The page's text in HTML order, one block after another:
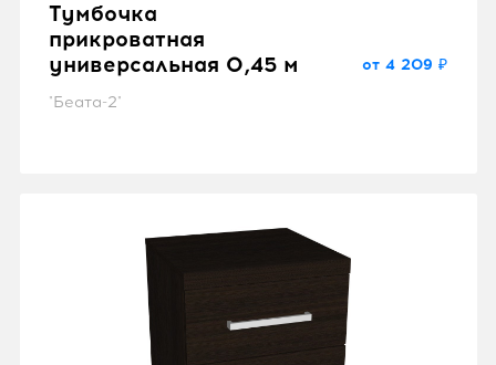
Тумбочка
прикроватная
универсальная 0,45 м
"Беата-2"
от 4 209 ₽